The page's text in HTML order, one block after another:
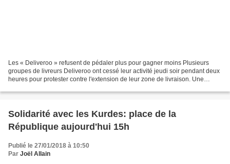
Les « Deliveroo » refusent de pédaler plus pour gagner moins Plusieurs
groupes de livreurs Deliveroo ont cessé leur activité jeudi soir pendant deux
heures pour protester contre l'extension de leur zone de livraison. Une
Solidarité avec les Kurdes: place de la
République aujourd'hui 15h
Publié le 27/01/2018 à 10:50
Par Joël Allain